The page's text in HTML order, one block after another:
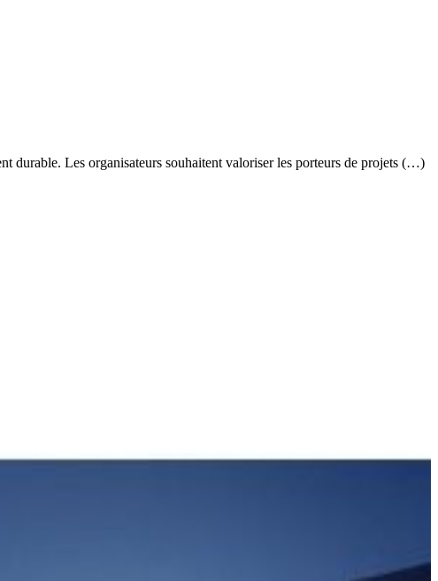
durable. Les organisateurs souhaitent valoriser les porteurs de projets (…)